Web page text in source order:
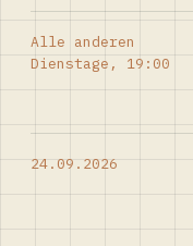
Alle anderen
Dienstage, 19:00
24.09.2026